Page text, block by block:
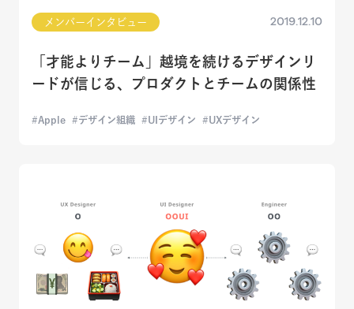
メンバーインタビュー 2019.12.10
「才能よりチーム」越境を続けるデザインリ
ードが信じる、プロダクトとチームの関係性
Apple デザイン組織 UIデザイン UXデザイン